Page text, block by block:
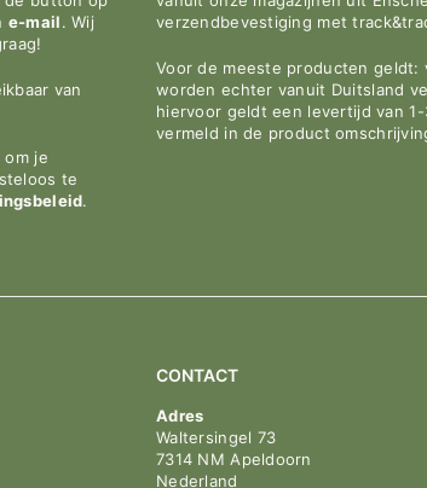
e-mail. Wij
van
je
te
.
verzendbevestiging met
Voor de meeste producten
worden echter vanuit Duitsland
hiervoor geldt een levertijd van
vermeld in de product
CONTACT
Adres
Waltersingel 73
7314 NM Apeldoorn
Nederland